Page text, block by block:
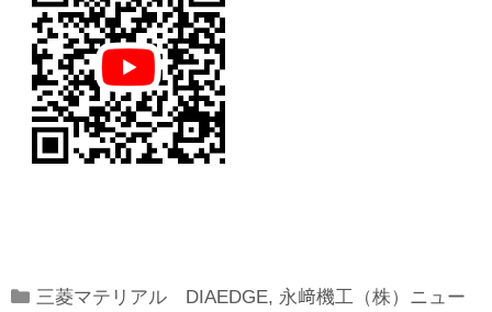
Categories
三菱マテリアル DIAEDGE, 永﨑機工（株）ニュー